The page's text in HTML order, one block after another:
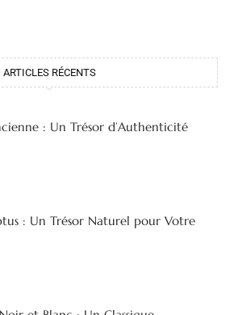
ARTICLES RÉCENTS
: Un Trésor d’Authenticité
: Un Trésor Naturel pour Votre